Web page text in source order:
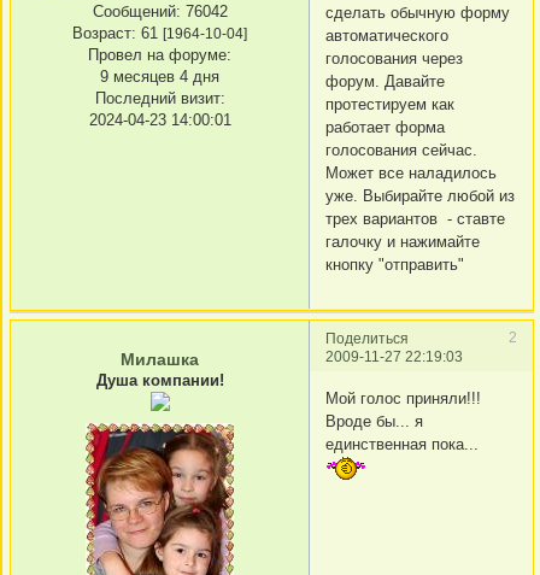
Сообщений: 76042
Возраст: 61 [1964-10-04]
Провел на форуме:
9 месяцев 4 дня
Последний визит:
2024-04-23 14:00:01
сделать обычную форму
автоматического
голосования через
форум. Давайте
протестируем как
работает форма
голосования сейчас.
Может все наладилось
уже. Выбирайте любой из
трех вариантов - ставте
галочку и нажимайте
кнопку "отправить"
Поделиться
2
2009-11-27 22:19:03
Милашка
Душа компании!
Мой голос приняли!!!
Вроде бы... я
единственная пока...